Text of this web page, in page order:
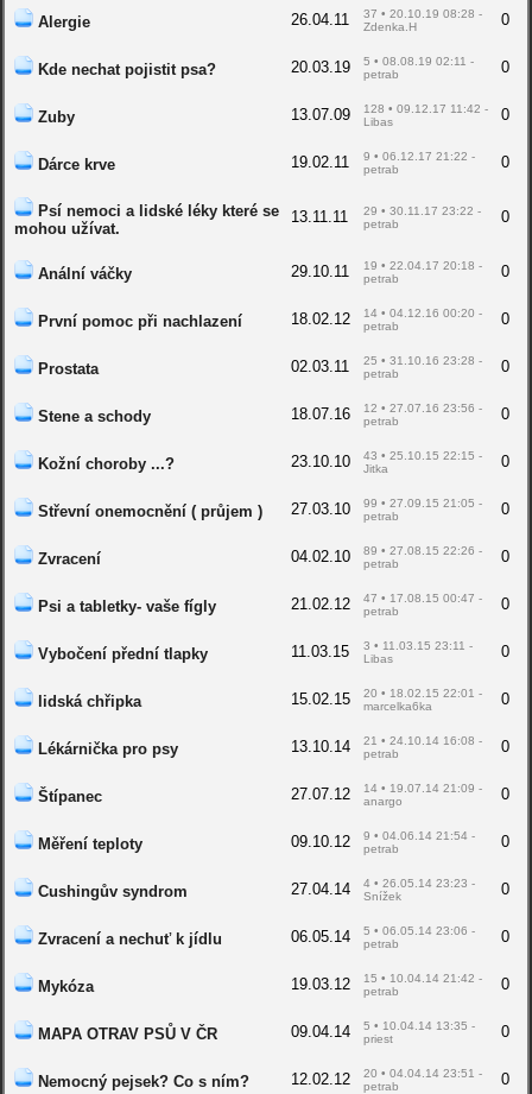
Alergie 26.04.11
37 • 20.10.19 08:28 -
Zdenka.H
0
Kde nechat pojistit psa? 20.03.19
5 • 08.08.19 02:11 -
petrab
0
Zuby 13.07.09
128 • 09.12.17 11:42 -
Libas
0
Dárce krve 19.02.11
9 • 06.12.17 21:22 -
petrab
0
Psí nemoci a lidské léky které se
mohou užívat.
13.11.11
29 • 30.11.17 23:22 -
petrab
0
Anální váčky 29.10.11
19 • 22.04.17 20:18 -
petrab
0
První pomoc při nachlazení 18.02.12
14 • 04.12.16 00:20 -
petrab
0
Prostata 02.03.11
25 • 31.10.16 23:28 -
petrab
0
Stene a schody 18.07.16
12 • 27.07.16 23:56 -
petrab
0
Kožní choroby ...? 23.10.10
43 • 25.10.15 22:15 -
Jitka
0
Střevní onemocnění ( průjem ) 27.03.10
99 • 27.09.15 21:05 -
petrab
0
Zvracení 04.02.10
89 • 27.08.15 22:26 -
petrab
0
Psi a tabletky- vaše fígly 21.02.12
47 • 17.08.15 00:47 -
petrab
0
Vybočení přední tlapky 11.03.15
3 • 11.03.15 23:11 -
Libas
0
lidská chřipka 15.02.15
20 • 18.02.15 22:01 -
marcelka6ka
0
Lékárnička pro psy 13.10.14
21 • 24.10.14 16:08 -
petrab
0
Štípanec 27.07.12
14 • 19.07.14 21:09 -
anargo
0
Měření teploty 09.10.12
9 • 04.06.14 21:54 -
petrab
0
Cushingův syndrom 27.04.14
4 • 26.05.14 23:23 -
Snížek
0
Zvracení a nechuť k jídlu 06.05.14
5 • 06.05.14 23:06 -
petrab
0
Mykóza 19.03.12
15 • 10.04.14 21:42 -
petrab
0
MAPA OTRAV PSŮ V ČR 09.04.14
5 • 10.04.14 13:35 -
priest
0
Nemocný pejsek? Co s ním? 12.02.12
20 • 04.04.14 23:51 -
petrab
0